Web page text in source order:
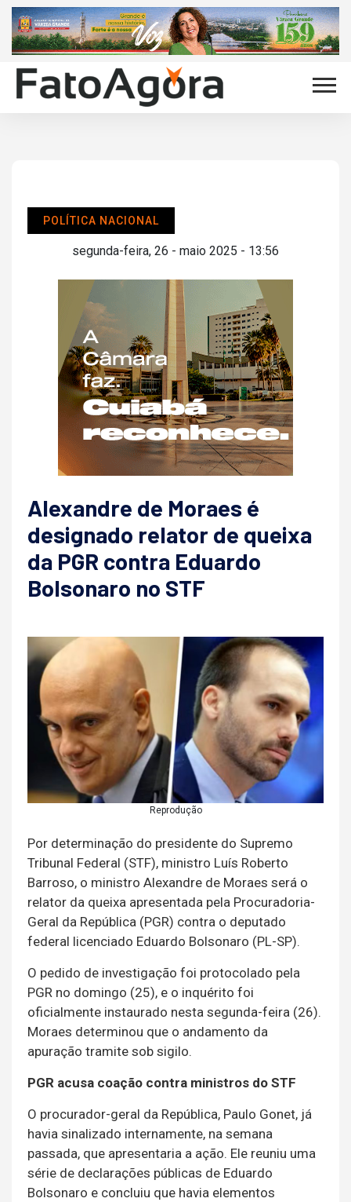
POLÍTICA NACIONAL
segunda-feira, 26 - maio 2025 - 13:56
Alexandre de Moraes é
designado relator de queixa
da PGR contra Eduardo
Bolsonaro no STF
Reprodução
Por determinação do presidente do Supremo
Tribunal Federal (STF), ministro Luís Roberto
Barroso, o ministro Alexandre de Moraes será o
relator da queixa apresentada pela Procuradoria-
Geral da República (PGR) contra o deputado
federal licenciado Eduardo Bolsonaro (PL-SP).
O pedido de investigação foi protocolado pela
PGR no domingo (25), e o inquérito foi
oficialmente instaurado nesta segunda-feira (26).
Moraes determinou que o andamento da
apuração tramite sob sigilo.
PGR acusa coação contra ministros do STF
O procurador-geral da República, Paulo Gonet, já
havia sinalizado internamente, na semana
passada, que apresentaria a ação. Ele reuniu uma
série de declarações públicas de Eduardo
Bolsonaro e concluiu que havia elementos